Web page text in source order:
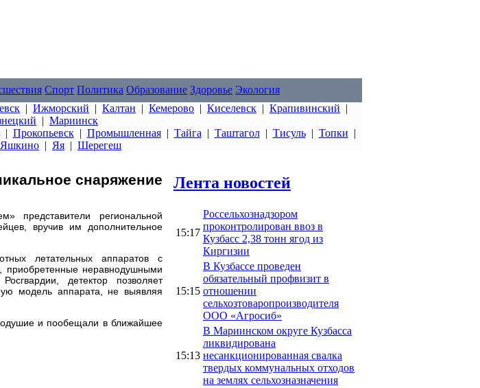
Спорт Политика Образование Здоровье Экология
| Ижморский | Калтан | Кемерово | Киселевск | Крапивинский |
| Мариинск
| Прокопьевск| Промышленная| Тайга | Таштагол| Тисуль| Топки |
Яшкино | Яя | Шерегеш
снаряжение
представители региональной
вручив им дополнительное
летательных аппаратов с
приобретенные неравнодушными
детектор позволяет
модель аппарата, не выявляя
и пообещали в ближайшее
Лента новостей
15:17
Россельхознадзором
проконтролирован ввоз в
Кузбасс 2,38 тонн ягод из
Киргизии
15:15
В Кузбассе проведен
обязательный профвизит в
отношении
сельхозтоваропроизводителя
ООО «Агросиб»
15:13
В Мариинском округе Кузбасса
ликвидирована
несанкционированная свалка
твердых коммунальных отходов
на землях сельхозназначения